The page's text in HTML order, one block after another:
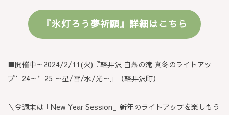
『氷灯ろう夢祈願』詳細はこちら
■開催中～2024/2/11(火)『軽井沢 白糸の滝 真冬のライトアッ
プ’24～’25 ～星/雪/水/光～』（軽井沢町）
＼今週末は「New Year Session」新年のライトアップを楽しもう